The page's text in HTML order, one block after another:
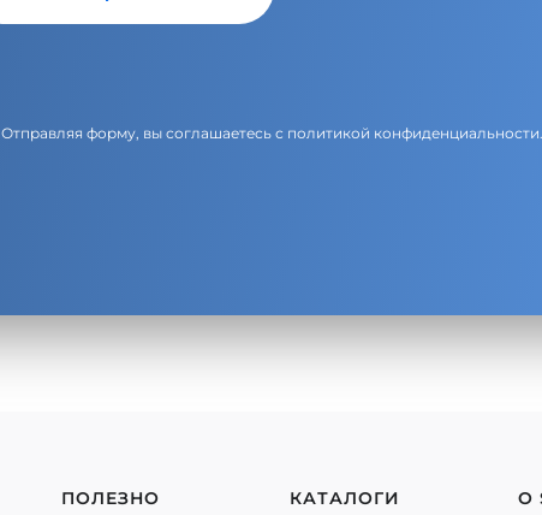
Отправляя форму, вы соглашаетесь с политикой конфиденциальности
ПОЛЕЗНО КАТАЛОГИ О